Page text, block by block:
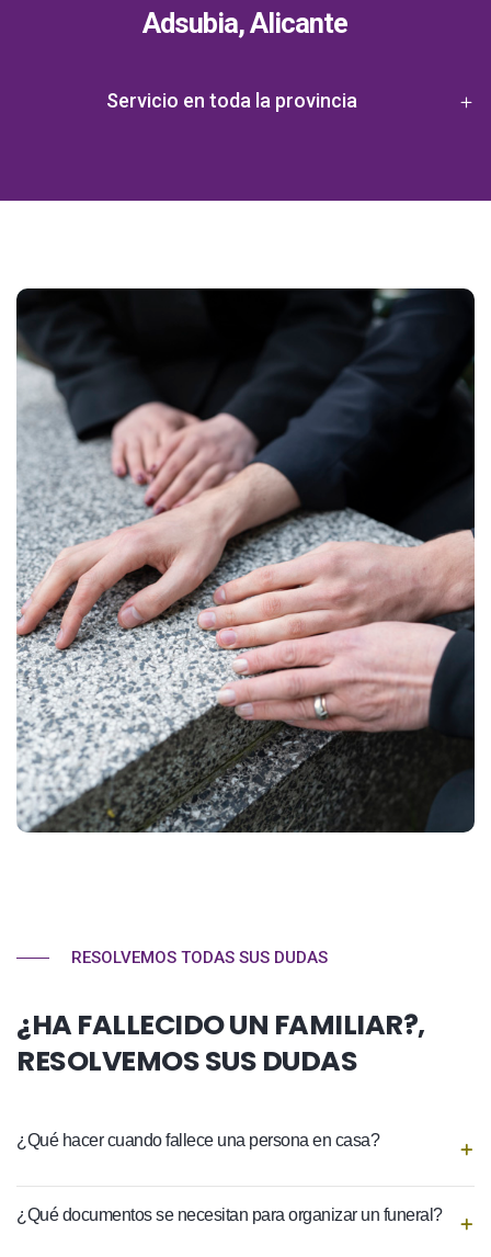
Adsubia, Alicante
Servicio en toda la provincia
RESOLVEMOS TODAS SUS DUDAS
¿HA FALLECIDO UN FAMILIAR?,
RESOLVEMOS SUS DUDAS
¿Qué hacer cuando fallece una persona en casa?
¿Qué documentos se necesitan para organizar un funeral?